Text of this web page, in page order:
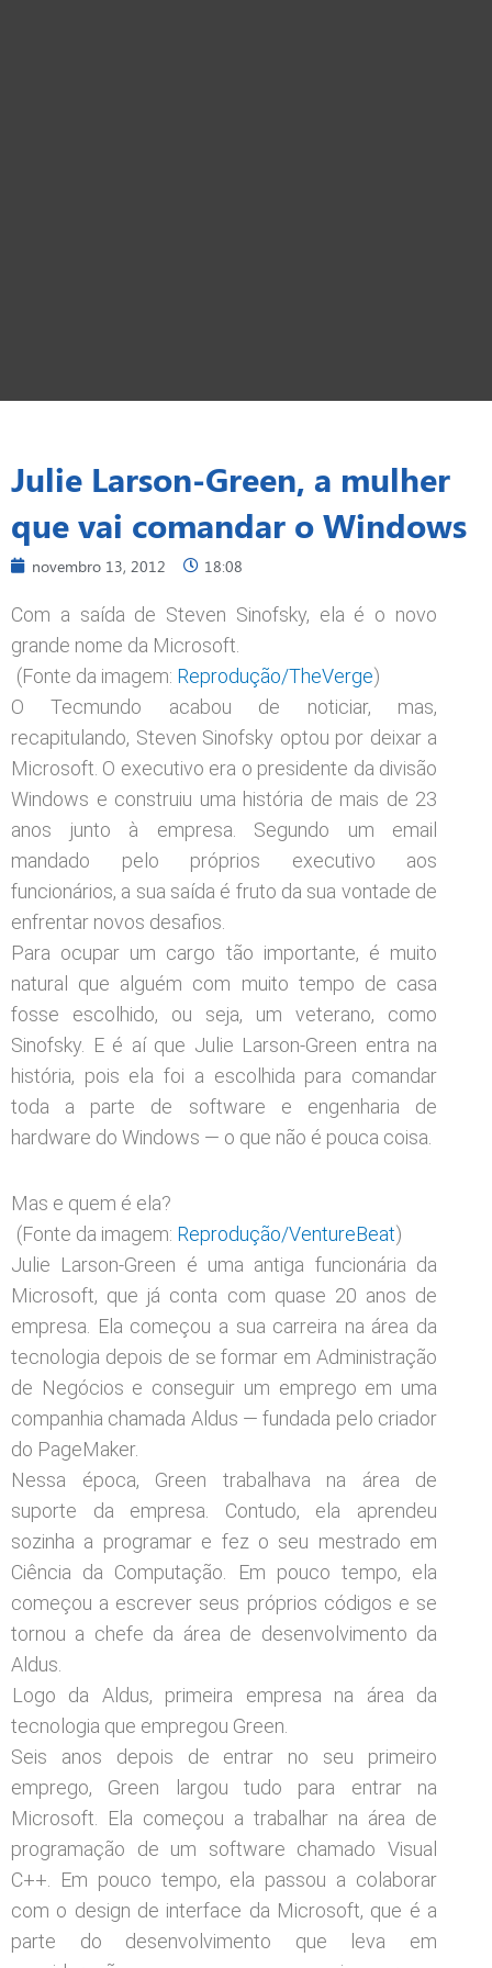
Julie Larson-Green, a mulher
que vai comandar o Windows
novembro 13, 2012 18:08
Com a saída de Steven Sinofsky, ela é o novo
grande nome da Microsoft.
(Fonte da imagem: Reprodução/TheVerge)
O Tecmundo acabou de noticiar, mas,
recapitulando, Steven Sinofsky optou por deixar a
Microsoft. O executivo era o presidente da divisão
Windows e construiu uma história de mais de 23
anos junto à empresa. Segundo um email
mandado pelo próprios executivo aos
funcionários, a sua saída é fruto da sua vontade de
enfrentar novos desafios.
Para ocupar um cargo tão importante, é muito
natural que alguém com muito tempo de casa
fosse escolhido, ou seja, um veterano, como
Sinofsky. E é aí que Julie Larson-Green entra na
história, pois ela foi a escolhida para comandar
toda a parte de software e engenharia de
hardware do Windows — o que não é pouca coisa.
Mas e quem é ela?
(Fonte da imagem: Reprodução/VentureBeat)
Julie Larson-Green é uma antiga funcionária da
Microsoft, que já conta com quase 20 anos de
empresa. Ela começou a sua carreira na área da
tecnologia depois de se formar em Administração
de Negócios e conseguir um emprego em uma
companhia chamada Aldus — fundada pelo criador
do PageMaker.
Nessa época, Green trabalhava na área de
suporte da empresa. Contudo, ela aprendeu
sozinha a programar e fez o seu mestrado em
Ciência da Computação. Em pouco tempo, ela
começou a escrever seus próprios códigos e se
tornou a chefe da área de desenvolvimento da
Aldus.
Logo da Aldus, primeira empresa na área da
tecnologia que empregou Green.
Seis anos depois de entrar no seu primeiro
emprego, Green largou tudo para entrar na
Microsoft. Ela começou a trabalhar na área de
programação de um software chamado Visual
C++. Em pouco tempo, ela passou a colaborar
com o design de interface da Microsoft, que é a
parte do desenvolvimento que leva em